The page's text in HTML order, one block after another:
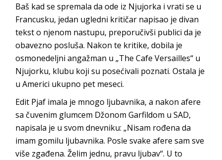
Baš kad se spremala da ode iz Njujorka i vrati se u
Francusku, jedan ugledni kritičar napisao je divan
tekst o njenom nastupu, preporučivši publici da je
obavezno posluša. Nakon te kritike, dobila je
osmonedeljni angažman u „The Cafe Versailles“ u
Njujorku, klubu koji su posećivali poznati. Ostala je
u Americi ukupno pet meseci.
Edit Pjaf imala je mnogo ljubavnika, a nakon afere
sa čuvenim glumcem Džonom Garfildom u SAD,
napisala je u svom dnevniku: „Nisam rođena da
imam gomilu ljubavnika. Posle svake afere sam sve
više zgađena. Želim jednu, pravu ljubav“. U to